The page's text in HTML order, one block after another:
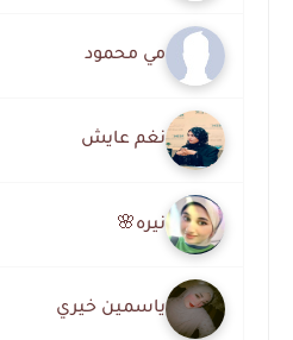
مي محمود
نغم عايش
نيره🌸
ياسمين خيري